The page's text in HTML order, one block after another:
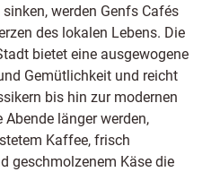
werden Genfs Cafés
des lokalen Lebens. Die
bietet eine ausgewogene
Gemütlichkeit und reicht
bis hin zur modernen
Abende länger werden,
Kaffee, frisch
geschmolzenem Käse die